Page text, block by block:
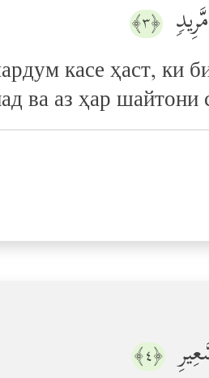
﴿٣﴾
касе ҳаст, ки
ва аз ҳар
﴿٤﴾